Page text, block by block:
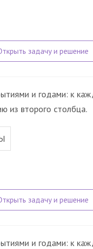
и годами: к
из второго столбца.
и годами: к